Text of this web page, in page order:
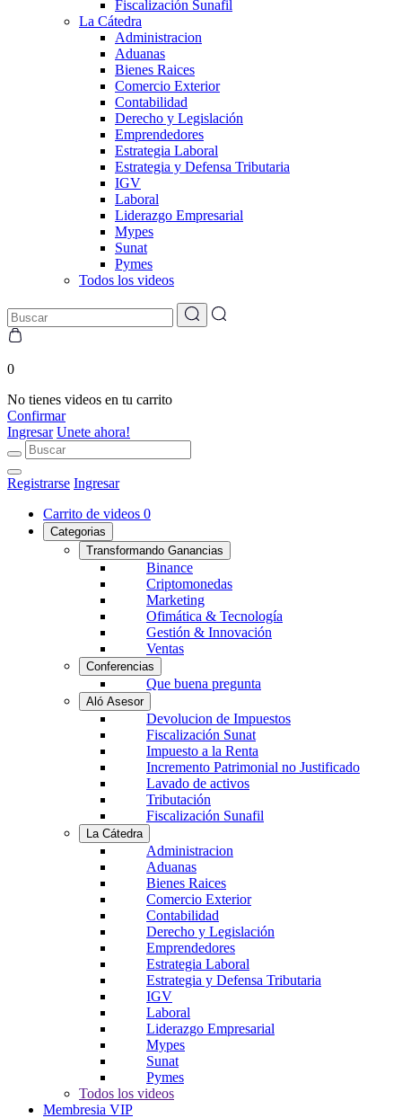
Fiscalización Sunafil
La Cátedra
Administracion
Aduanas
Bienes Raices
Comercio Exterior
Contabilidad
Derecho y Legislación
Emprendedores
Estrategia Laboral
Estrategia y Defensa Tributaria
IGV
Laboral
Liderazgo Empresarial
Mypes
Sunat
Pymes
Todos los videos
0
No tienes videos en tu carrito
Confirmar
Ingresar Unete ahora!
Registrarse Ingresar
Carrito de videos 0
Categorias
Transformando Ganancias
Binance
Criptomonedas
Marketing
Ofimática & Tecnología
Gestión & Innovación
Ventas
Conferencias
Que buena pregunta
Aló Asesor
Devolucion de Impuestos
Fiscalización Sunat
Impuesto a la Renta
Incremento Patrimonial no Justificado
Lavado de activos
Tributación
Fiscalización Sunafil
La Cátedra
Administracion
Aduanas
Bienes Raices
Comercio Exterior
Contabilidad
Derecho y Legislación
Emprendedores
Estrategia Laboral
Estrategia y Defensa Tributaria
IGV
Laboral
Liderazgo Empresarial
Mypes
Sunat
Pymes
Todos los videos
Membresia VIP